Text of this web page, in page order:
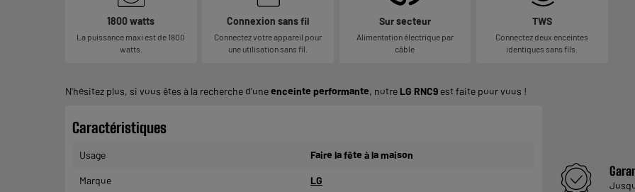
1800 watts
La puissance maxi est de 1800
watts.
Connexion sans fil
Connectez votre appareil pour
une utilisation sans fil.
Sur secteur
Alimentation électrique par
câble
TWS
Connectez deux enceintes
identiques sans fils.
N'hésitez plus, si vous êtes à la recherche d'uneenceinte performante, notre LG RNC9 est faite pour vous !
Caractéristiques
Usage Faire la fête à la maison
Marque LG